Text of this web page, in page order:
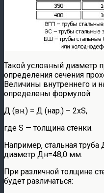
Такой условный диаметр
определения сечения
Величины внутреннего и
определены формулой:
Д (вн.) = Д (нар.) – 2хS,
где S — толщина стенки.
Например, стальная
диаметр Дн=48,0 мм.
При различной толщине
будет различаться: